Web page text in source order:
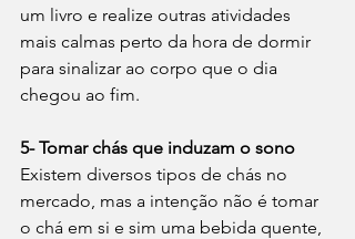
um livro e realize outras atividades
mais calmas perto da hora de dormir
para sinalizar ao corpo que o dia
chegou ao fim.
5- Tomar chás que induzam o sono
Existem diversos tipos de chás no
mercado, mas a intenção não é tomar
o chá em si e sim uma bebida quente,